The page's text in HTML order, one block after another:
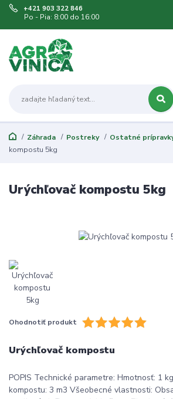
+421 903 322 846
Po - Pia: 8:00 do 16:00
Záhrada Postreky Ostatné
kompostu 5kg
Urýchľovač kompostu 5kg
Ohodnotiť produkt
Urýchľovač kompostu
POPIS Technické parametre: Hmotnosť: 1
kompostu: 3 m3 Všeobecné vlastnosti: